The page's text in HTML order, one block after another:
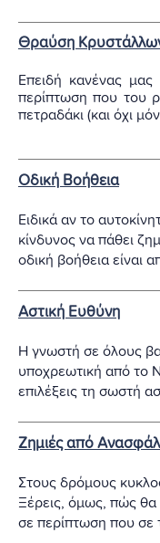
Θραύση
Επειδή κανένας
περίπτωση που του
πετραδάκι (και όχι
Οδική Βοήθεια
Ειδικά αν το
κίνδυνος να πάθει
οδική βοήθεια είναι
Αστική Ευθύνη
Η γνωστή σε όλους
υποχρεωτική από το
επιλέξεις τη σωστή
Ζημιές από
Στους δρόμους
Ξέρεις, όμως, πώς θα
σε περίπτωση που σε